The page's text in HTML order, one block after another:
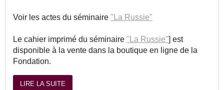
Voir les actes du séminaire "La Russie"
Le cahier imprimé du séminaire "La Russie"] est
disponible à la vente dans la boutique en ligne de la
Fondation.
LIRE LA SUITE